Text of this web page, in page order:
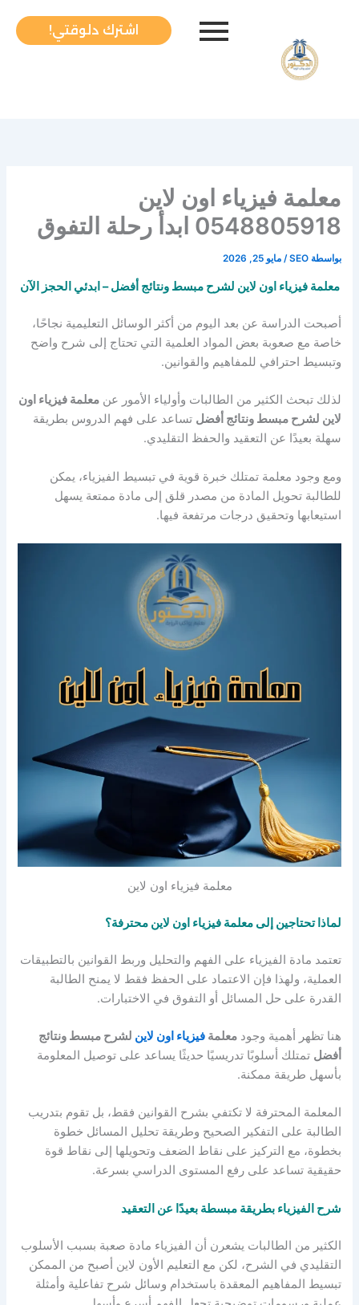
اشترك دلوقتي!
معلمة فيزياء اون لاين
0548805918 ابدأ رحلة التفوق
بواسطة SEO
/مايو 25, 2026
معلمة فيزياء اون لاين لشرح مبسط ونتائج أفضل – ابدئي الحجز الآن
أصبحت الدراسة عن بعد اليوم من أكثر الوسائل التعليمية نجاحًا،
خاصة مع صعوبة بعض المواد العلمية التي تحتاج إلى شرح واضح
وتبسيط احترافي للمفاهيم والقوانين.
لذلك تبحث الكثير من الطالبات وأولياء الأمور عنمعلمة فيزياء اون
لاين لشرح مبسط ونتائج أفضل تساعد على فهم الدروس بطريقة
سهلة بعيدًا عن التعقيد والحفظ التقليدي.
ومع وجود معلمة تمتلك خبرة قوية في تبسيط الفيزياء، يمكن
للطالبة تحويل المادة من مصدر قلق إلى مادة ممتعة يسهل
استيعابها وتحقيق درجات مرتفعة فيها.
معلمة فيزياء اون لاين
لماذا تحتاجين إلى معلمة فيزياء اون لاين محترفة؟
تعتمد مادة الفيزياء على الفهم والتحليل وربط القوانين بالتطبيقات
العملية، ولهذا فإن الاعتماد على الحفظ فقط لا يمنح الطالبة
القدرة على حل المسائل أو التفوق في الاختبارات.
هنا تظهر أهمية وجودمعلمةفيزياء اون لاين لشرح مبسط ونتائج
أفضل تمتلك أسلوبًا تدريسيًا حديثًا يساعد على توصيل المعلومة
بأسهل طريقة ممكنة.
المعلمة المحترفة لا تكتفي بشرح القوانين فقط، بل تقوم بتدريب
الطالبة على التفكير الصحيح وطريقة تحليل المسائل خطوة
بخطوة، مع التركيز على نقاط الضعف وتحويلها إلى نقاط قوة
حقيقية تساعد على رفع المستوى الدراسي بسرعة.
شرح الفيزياء بطريقة مبسطة بعيدًا عن التعقيد
الكثير من الطالبات يشعرن أن الفيزياء مادة صعبة بسبب الأسلوب
التقليدي في الشرح، لكن مع التعليم الأون لاين أصبح من الممكن
تبسيط المفاهيم المعقدة باستخدام وسائل شرح تفاعلية وأمثلة